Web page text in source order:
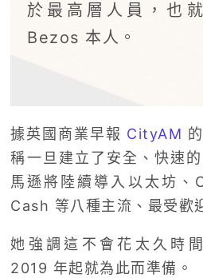
於最高層人員，也
Bezos 本人。
據英國商業早報 CityAM
稱一旦建立了安全、快速
馬遜將陸續導入以太坊
Cash 等八種主流、最受歡
她強調這不會花太久時
2019 年起就為此而準備。